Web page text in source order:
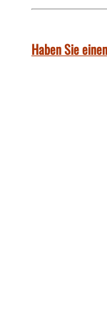
Haben Sie